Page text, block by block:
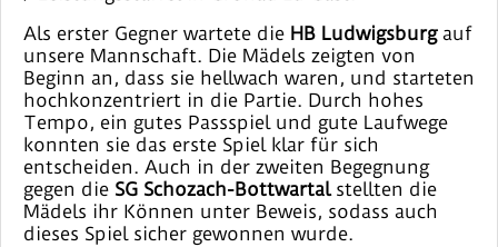
Als erster Gegner wartete die HB Ludwigsburgauf
unsere Mannschaft. Die Mädels zeigten von
Beginn an, dass sie hellwach waren, und starteten
hochkonzentriert in die Partie. Durch hohes
Tempo, ein gutes Passspiel und gute Laufwege
konnten sie das erste Spiel klar für sich
entscheiden. Auch in der zweiten Begegnung
gegen die SG Schozach-Bottwartalstellten die
Mädels ihr Können unter Beweis, sodass auch
dieses Spiel sicher gewonnen wurde.